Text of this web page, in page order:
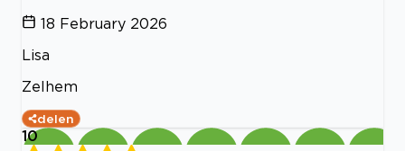
18 February 2026
Lisa
Zelhem
delen
10